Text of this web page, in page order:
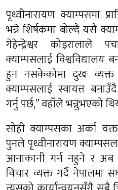
पृथ्वीनारायण क्याम्पसमा
भन्ने शिर्षकमा बोल्दै यसै
गेहेन्द्रेश्वर
क्याम्पसलाई विश्वविद्यालय
हुन नसकेकोमा दुखः व्यक्त
क्याम्पसलाई स्वायत्त बनाउँदै
गर्नु पर्छ,” वहाँले भन्नुभएको
सोही क्याम्पसका अर्का
पुनले पृथ्वीनारायण
आनाकानी गर्न नहुने र
विचार व्यक्त गर्दै नेपालमा